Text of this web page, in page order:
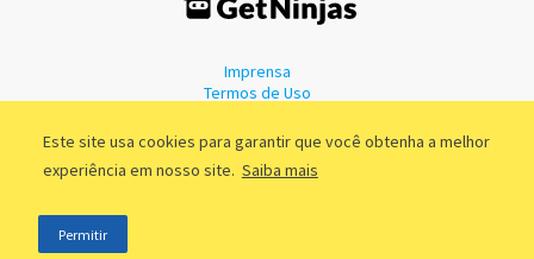
Este site usa cookies para garantir que você obtenha a melhor
experiência em nosso site. Saiba mais
Permitir
Imprensa
Termos de Uso
©2011 - 2026, GetNinjas LTDA. CNPJ 55.744.877/0001-89 - Rua Dr.
Fernandes Coelho, 85 - 3º andar - São Paulo/SP - Brasil